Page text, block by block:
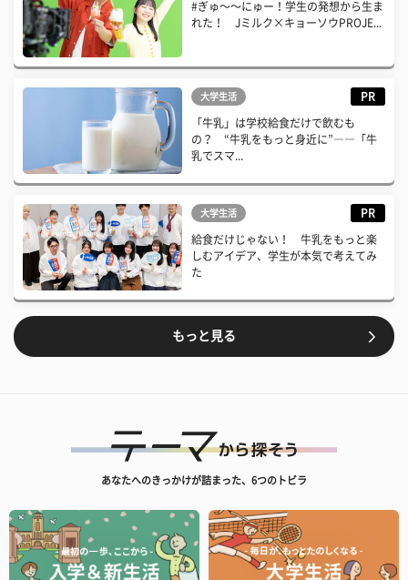
#ぎゅ〜〜にゅー！学生の発想から生ま
れた！ Jミルク×キョーソウPROJE...
大学生活 PR
「牛乳」は学校給食だけで飲むも
の？ “牛乳をもっと身近に”――「牛
乳でスマ...
大学生活 PR
給食だけじゃない！ 牛乳をもっと楽
しむアイデア、学生が本気で考えてみ
た
もっと見る
あなたへのきっかけが詰まった、6つのトビラ